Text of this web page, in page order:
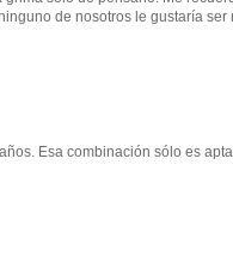
de nosotros le gustaría
Esa combinación sólo es